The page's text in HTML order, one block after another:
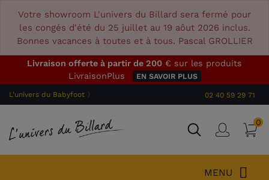
Votre showroom L'univers du Billard sera fermé pour
les congés d'été du 25 juillet au 19 aôut 2026 inclus.
Bonnes vacances à toutes et à tous. Pascal GROLLIER
Livraison offerte à partir de 200 € sur les produits
LivraisonPlus
EN SAVOIR PLUS
L'univers du Babyfoot 〉 02 40 59 29 71
0
MENU